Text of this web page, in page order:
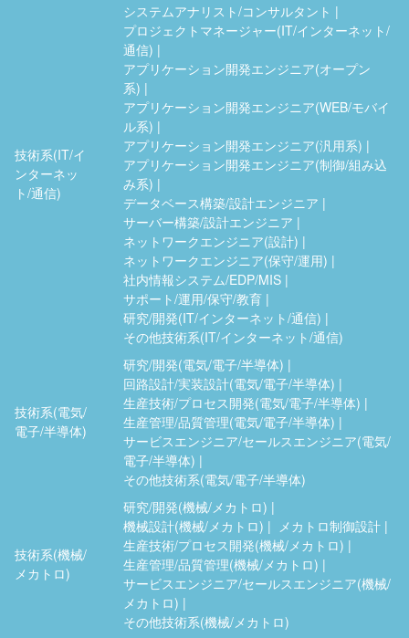
技術系(IT/イ
ンターネッ
ト/通信)
システムアナリスト/コンサルタント
プロジェクトマネージャー(IT/インターネット/
通信)
アプリケーション開発エンジニア(オープン
系)
アプリケーション開発エンジニア(WEB/モバイ
ル系)
アプリケーション開発エンジニア(汎用系)
アプリケーション開発エンジニア(制御/組み込
み系)
データベース構築/設計エンジニア
サーバー構築/設計エンジニア
ネットワークエンジニア(設計)
ネットワークエンジニア(保守/運用)
社内情報システム/EDP/MIS
サポート/運用/保守/教育
研究/開発(IT/インターネット/通信)
その他技術系(IT/インターネット/通信)
技術系(電気/
電子/半導体)
研究/開発(電気/電子/半導体)
回路設計/実装設計(電気/電子/半導体)
生産技術/プロセス開発(電気/電子/半導体)
生産管理/品質管理(電気/電子/半導体)
サービスエンジニア/セールスエンジニア(電気/
電子/半導体)
その他技術系(電気/電子/半導体)
技術系(機械/
メカトロ)
研究/開発(機械/メカトロ)
機械設計(機械/メカトロ)
メカトロ制御設計
生産技術/プロセス開発(機械/メカトロ)
生産管理/品質管理(機械/メカトロ)
サービスエンジニア/セールスエンジニア(機械/
メカトロ)
その他技術系(機械/メカトロ)